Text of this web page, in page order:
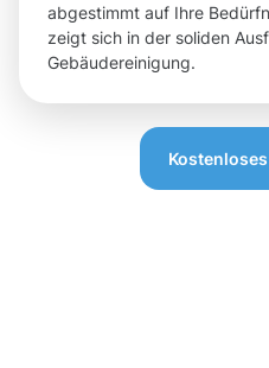
abgestimmt auf Ihre
zeigt sich in der soliden
Gebäudereinigung.